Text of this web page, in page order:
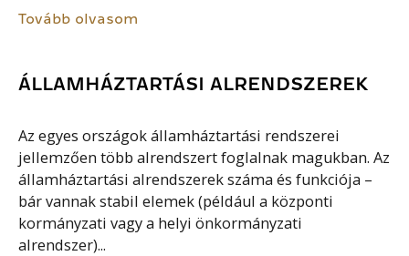
Tovább olvasom
ÁLLAMHÁZTARTÁSI ALRENDSZEREK
Az egyes országok államháztartási rendszerei
jellemzően több alrendszert foglalnak magukban. Az
államháztartási alrendszerek száma és funkciója –
bár vannak stabil elemek (például a központi
kormányzati vagy a helyi önkormányzati
alrendszer)...